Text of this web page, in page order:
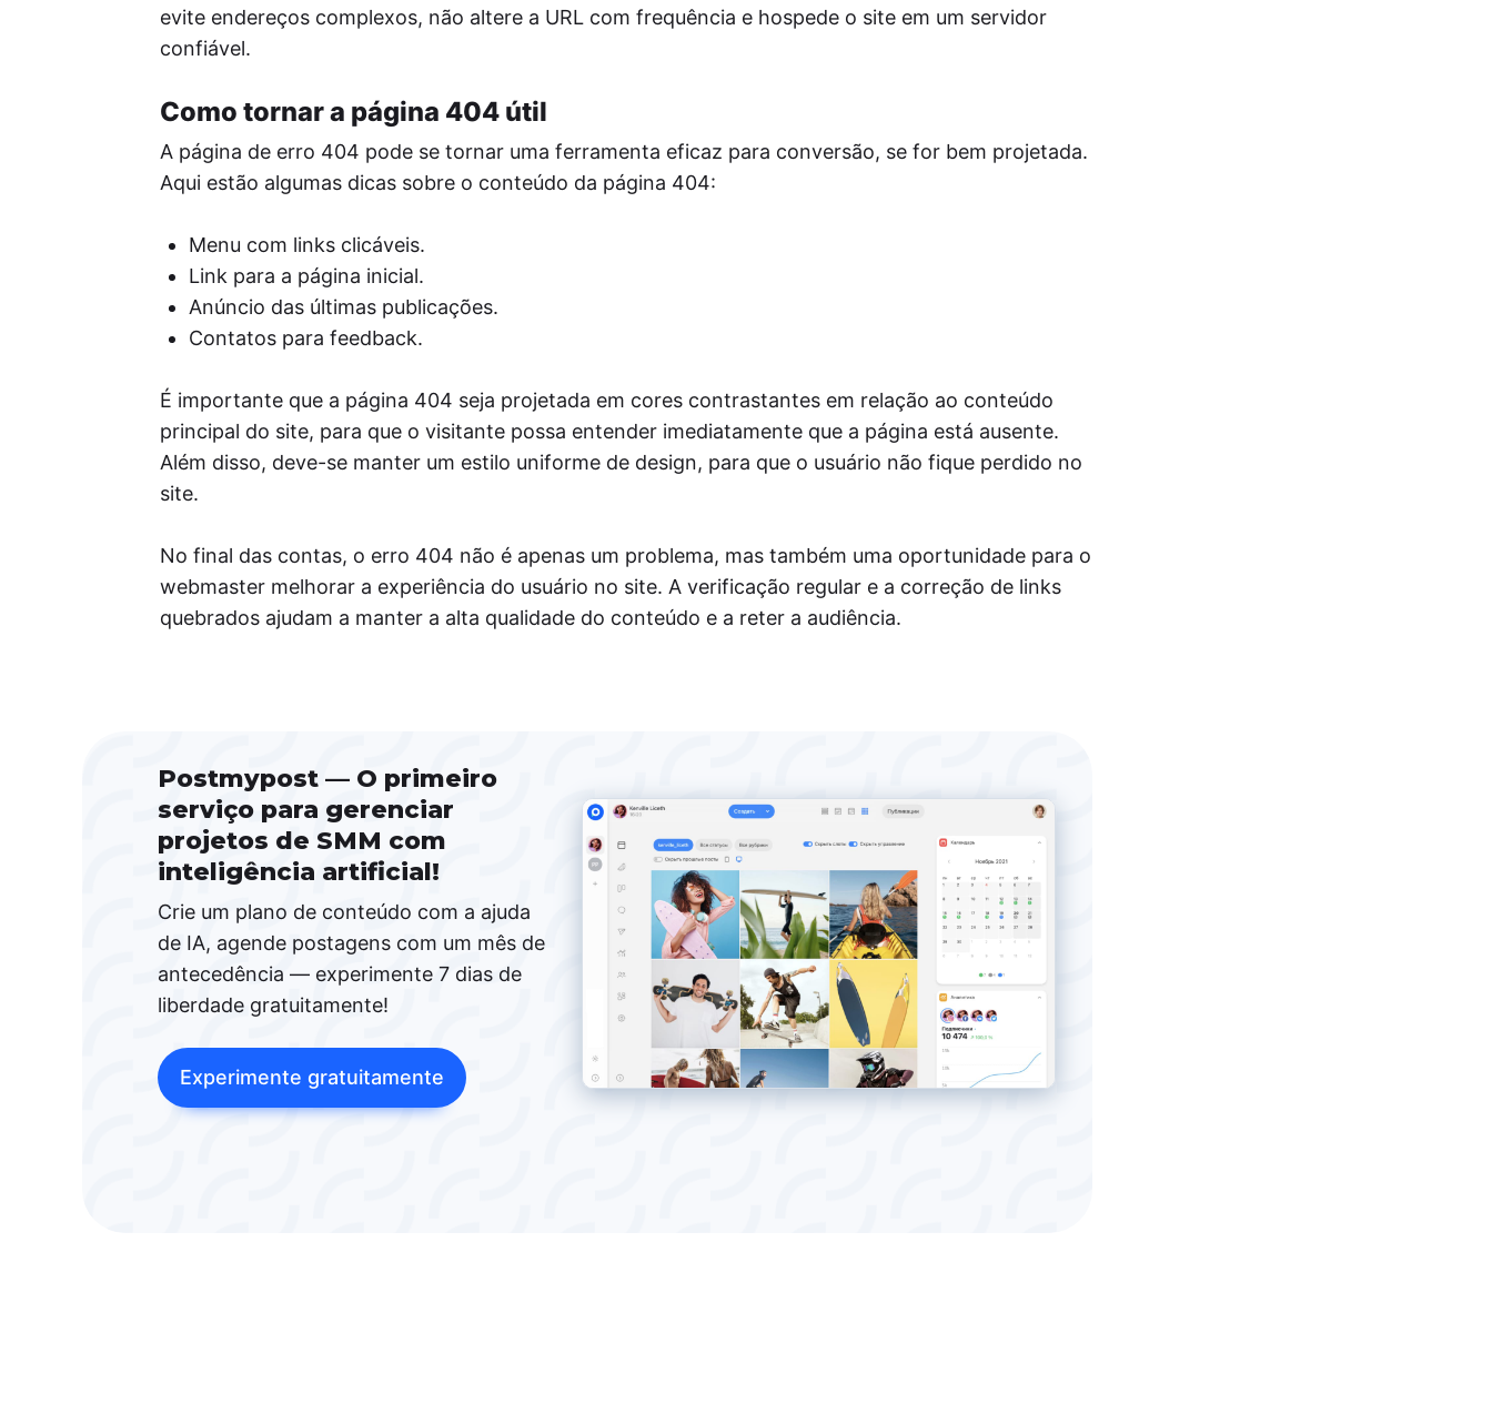
evite endereços complexos, não altere a URL com frequência e hospede o site em um servidor
confiável.
Como tornar a página 404 útil
A página de erro 404 pode se tornar uma ferramenta eficaz para conversão, se for bem projetada.
Aqui estão algumas dicas sobre o conteúdo da página 404:
Menu com links clicáveis.
Link para a página inicial.
Anúncio das últimas publicações.
Contatos para feedback.
É importante que a página 404 seja projetada em cores contrastantes em relação ao conteúdo
principal do site, para que o visitante possa entender imediatamente que a página está ausente.
Além disso, deve-se manter um estilo uniforme de design, para que o usuário não fique perdido no
site.
No final das contas, o erro 404 não é apenas um problema, mas também uma oportunidade para o
webmaster melhorar a experiência do usuário no site. A verificação regular e a correção de links
quebrados ajudam a manter a alta qualidade do conteúdo e a reter a audiência.
Postmypost — O primeiro
serviço para gerenciar
projetos de SMM com
inteligência artificial!
Crie um plano de conteúdo com a ajuda
de IA, agende postagens com um mês de
antecedência — experimente 7 dias de
liberdade gratuitamente!
Experimente gratuitamente